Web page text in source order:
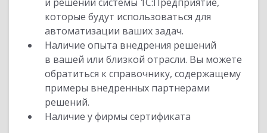
которые будут использоваться для
автоматизации ваших задач.
Наличие опыта внедрения решений
в вашей или близкой отрасли. Вы можете
обратиться к справочнику, содержащему
примеры внедренных партнерами
решений.
Наличие у фирмы сертификата